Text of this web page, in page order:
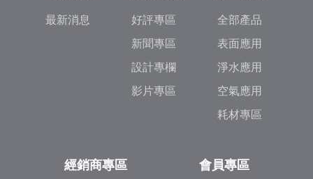
最新消息
好評專區
新聞專區
設計專欄
影片專區
全部產品
表面應用
淨水應用
空氣應用
耗材專區
經銷商專區 會員專區